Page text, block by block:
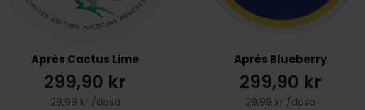
Après Cactus Lime
299,90 kr
29,99 kr /dosa
Après Blueberry
299,90 kr
29,99 kr /dosa